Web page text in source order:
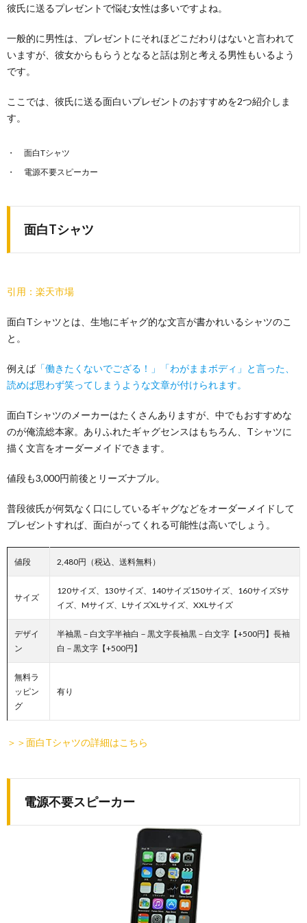
彼氏に送るプレゼントで悩む女性は多いですよね。
一般的に男性は、プレゼントにそれほどこだわりはないと言われて
いますが、彼女からもらうとなると話は別と考える男性もいるよう
です。
ここでは、彼氏に送る面白いプレゼントのおすすめを2つ紹介しま
す。
面白Tシャツ
電源不要スピーカー
面白Tシャツ
引用：楽天市場
面白Tシャツとは、生地にギャグ的な文言が書かれいるシャツのこ
と。
例えば「働きたくないでござる！」「わがままボディ」と言った、
読めば思わず笑ってしまうような文章が付けられます。
面白Tシャツのメーカーはたくさんありますが、中でもおすすめな
のが俺流総本家。ありふれたギャグセンスはもちろん、Tシャツに
描く文言をオーダーメイドできます。
値段も3,000円前後とリーズナブル。
普段彼氏が何気なく口にしているギャグなどをオーダーメイドして
プレゼントすれば、面白がってくれる可能性は高いでしょう。
値段 2,480円（税込、送料無料）
サイズ
120サイズ、130サイズ、140サイズ150サイズ、160サイズSサ
イズ、Mサイズ、LサイズXLサイズ、XXLサイズ
デザイ
ン
半袖黒－白文字半袖白－黒文字長袖黒－白文字【+500円】長袖
白－黒文字【+500円】
無料ラ
ッピン
グ
有り
＞＞面白Tシャツの詳細はこちら
電源不要スピーカー